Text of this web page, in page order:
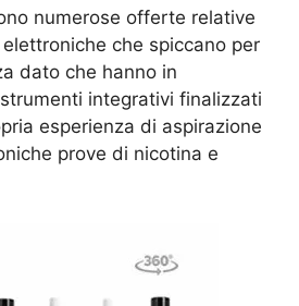
numerose offerte relative
che spiccano per
dato che hanno in
integrativi finalizzati
esperienza di aspirazione
prove di nicotina e